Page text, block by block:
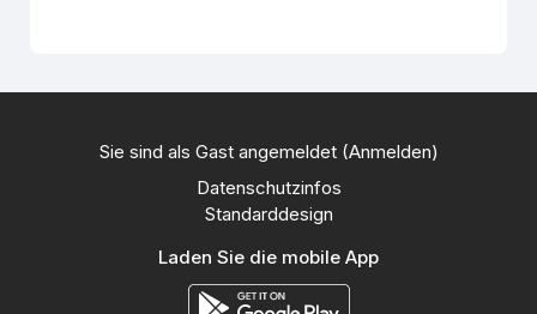
Sie sind als Gast angemeldet (Anmelden)
Datenschutzinfos
Standarddesign
Laden Sie die mobile App